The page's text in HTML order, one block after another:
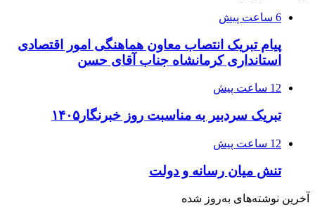
6 ساعت پیش
پیام تبریک انتصاب معاون هماهنگی امور اقتصادی
استانداری کرمانشاه جناب آقای حسن
12 ساعت پیش
تبریک سردبیر به مناسبت روز خبرنگار۱۴۰۵
12 ساعت پیش
تنش میان رسانه و دولت
آخرین نوشته‌های‌ به‌روز شده